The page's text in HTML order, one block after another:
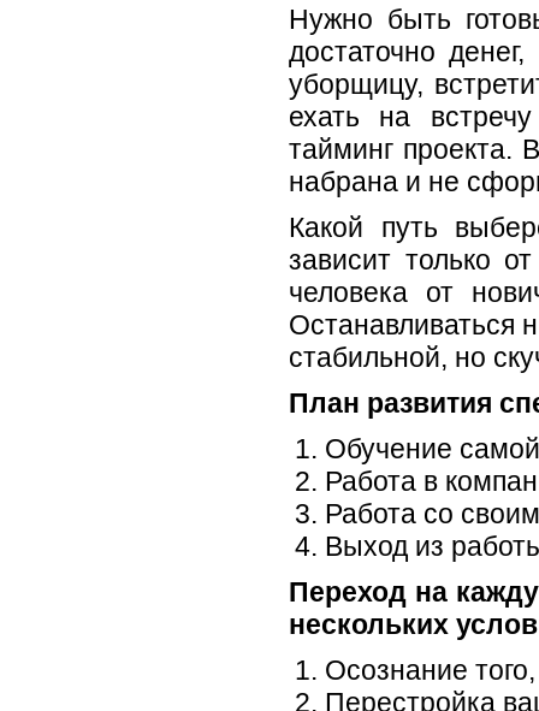
Нужно быть
достаточно
уборщицу,
ехать на
тайминг проекта.
набрана и не
Какой путь
зависит только
человека от
Останавливаться
стабильной, но
План развития
Обучение
Работа в
Работа со
Выход из
Переход на
нескольких
Осознание
Перестройка